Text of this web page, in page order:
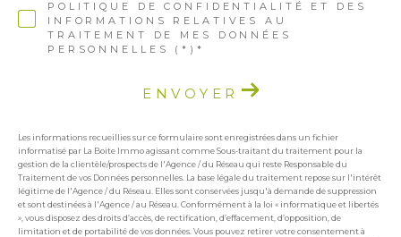
POLITIQUE DE CONFIDENTIALITÉ ET DES
INFORMATIONS RELATIVES AU
TRAITEMENT DE MES DONNÉES
PERSONNELLES (*)*
ENVOYER
Les informations recueillies sur ce formulaire sont enregistrées dans un fichier
informatisé par La Boite Immo agissant comme Sous-traitant du traitement pour la
gestion de la clientèle/prospects de l'Agence / du Réseau qui reste Responsable du
Traitement de vos Données personnelles. La base légale du traitement repose sur l'intérêt
légitime de l'Agence / du Réseau. Elles sont conservées jusqu'à demande de suppression
et sont destinées à l'Agence / au Réseau. Conformément à la loi « informatique et libertés
», vous disposez des droits d’accès, de rectification, d’effacement, d’opposition, de
limitation et de portabilité de vos données. Vous pouvez retirer votre consentement à